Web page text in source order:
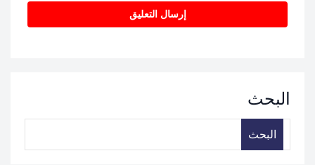
البحث
البحث